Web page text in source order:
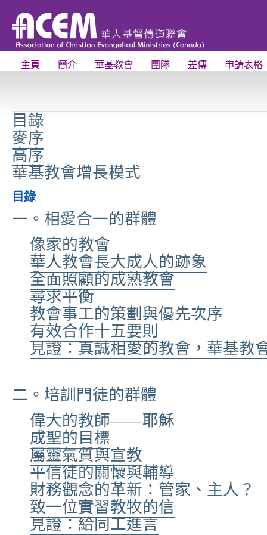
主頁 簡介 華基教會 團隊 差傳 申請表格
目錄
麥序
高序
華基教會增長模式
目錄
一。相愛合一的群體
像家的教會
華人教會長大成人的跡象
全面照顧的成熟教會
尋求平衡
教會事工的策劃與優先次序
有效合作十五要則
見證：真誠相愛的教會，華基教
二。培訓門徒的群體
偉大的教師——耶穌
成聖的目標
屬靈氣質與宣教
平信徒的關懷與輔導
財務觀念的革新：管家、主人？
致一位實習教牧的信
見證：給同工進言